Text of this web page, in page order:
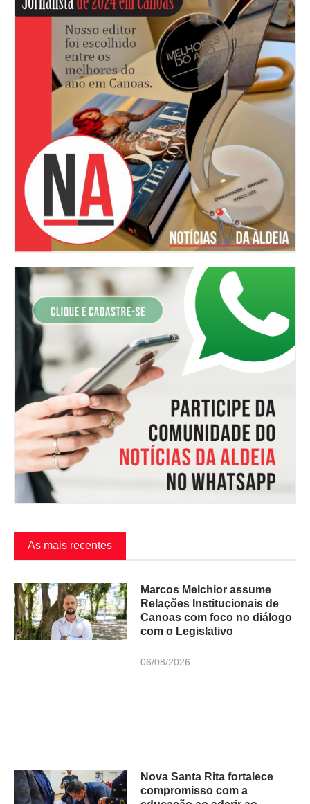
As mais recentes
Marcos Melchior assume
Relações Institucionais de
Canoas com foco no diálogo
com o Legislativo
06/08/2026
Nova Santa Rita fortalece
compromisso com a